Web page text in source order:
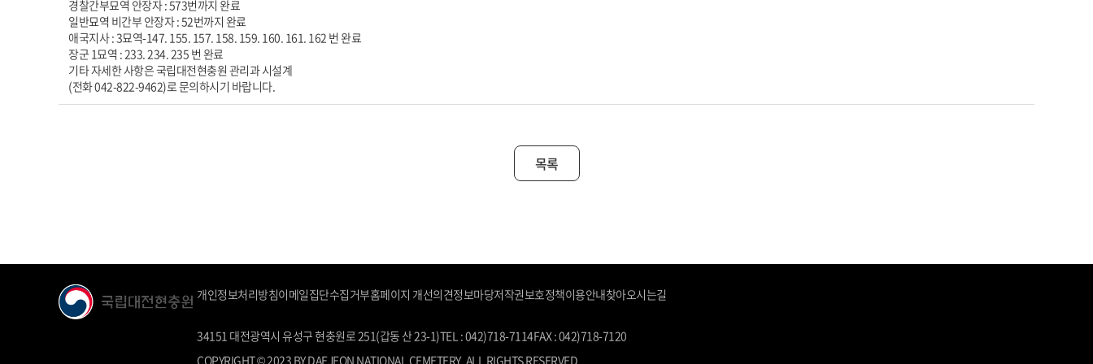
경찰간부묘역 안장자 : 573번까지 완료
일반묘역 비간부 안장자 : 52번까지 완료
애국지사 : 3묘역-147. 155. 157. 158. 159. 160. 161. 162 번 완료
장군 1묘역 : 233. 234. 235 번 완료
기타 자세한 사항은 국립대전현충원 관리과 시설계
(전화 042-822-9462)로 문의하시기 바랍니다.
목록
개인정보처리방침이메일집단수집거부홈페이지 개선의견정보마당저작권보호정책이용안내찾아오시는길
34151 대전광역시 유성구 현충원로 251(갑동 산 23-1)TEL : 042)718-7114FAX : 042)718-7120
COPYRIGHT © 2023 BY DAEJEON NATIONAL CEMETERY. ALL RIGHTS RESERVED.